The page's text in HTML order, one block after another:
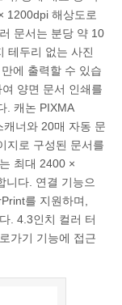
1200dpi 해상도로
문서는 분당 약 10
테두리 없는 사진
에 출력할 수 있습
양면 문서 인쇄를
. 캐논 PIXMA
너와 20매 자동 문
지로 구성된 문서를
최대 2400 ×
니다. 연결 기능으
를 지원하며,
. 4.3인치 컬러 터
가기 기능에 접근